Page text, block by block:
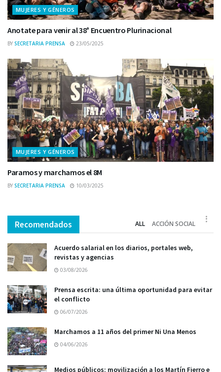
MUJERES Y GÉNEROS
Anotate para venir al 38° Encuentro Plurinacional
BY SECRETARIA PRENSA 23/05/2025
MUJERES Y GÉNEROS
Paramos y marchamos el 8M
BY SECRETARIA PRENSA 10/03/2025
Recomendados ALL ACCIÓN SOCIAL
Acuerdo salarial en los diarios, portales web,
revistas y agencias
03/08/2026
Prensa escrita: una última oportunidad para evitar
el conflicto
06/07/2026
Marchamos a 11 años del primer Ni Una Menos
04/06/2026
Medios públicos: movilización a los Martín Fierro e